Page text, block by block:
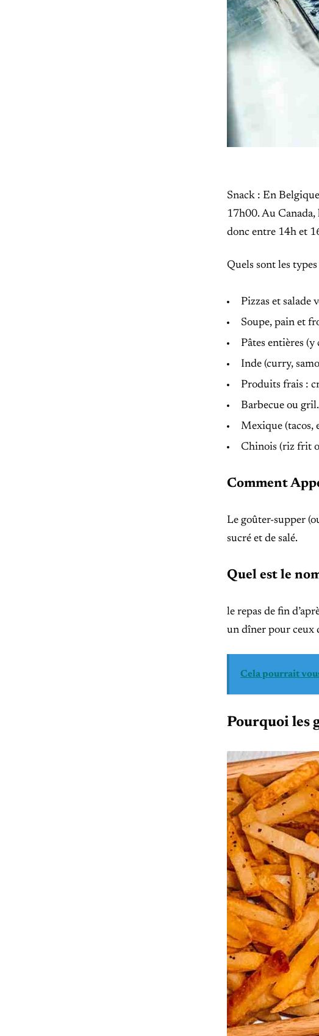
Snack : En
17h00. Au Canada,
donc entre 14h et
Quels sont les
Pizzas et salade
Soupe, pain et
Pâtes entières
Inde (curry,
Produits frais :
Barbecue ou gril.
Mexique (tacos,
Chinois (riz frit
Comment
Le goûter-supper
sucré et de salé.
Quel est le
le repas de fin
un dîner pour ceux
Cela pourrait
Pourquoi les